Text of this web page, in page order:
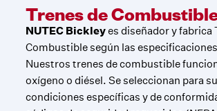
Trenes de
NUTEC Bickleyes diseñador y fabrica
Combustible según las
Nuestros trenes de combustible
oxígeno o diésel. Se seleccionan para
condiciones específicas y de